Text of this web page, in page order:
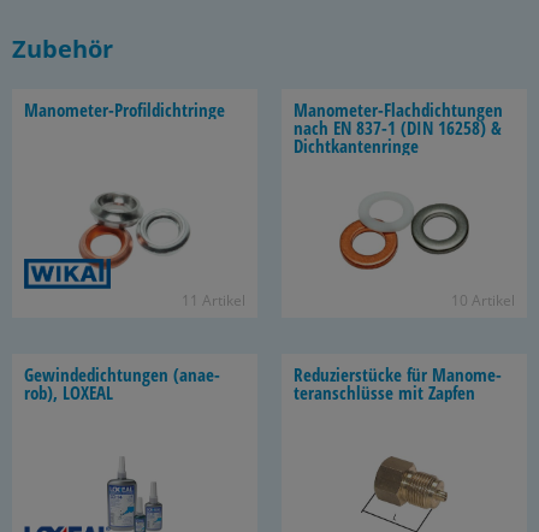
Zubehör
Manometer-​Profildichtringe
11 Ar­ti­kel
Manometer-​Flachdichtungen
nach EN 837-1 (DIN 16258) &
Dicht­kan­ten­rin­ge
10 Ar­ti­kel
Ge­win­de­dich­tun­gen (an­ae­
rob), LO­XE­AL
Re­du­zier­stü­cke für Ma­no­me­
ter­an­schlüs­se mit Zap­fen